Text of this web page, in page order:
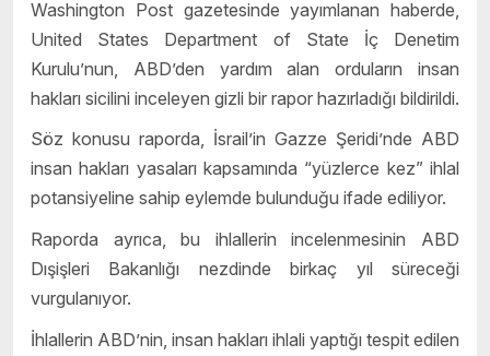
Washington Post gazetesinde yayımlanan haberde,
United States Department of State İç Denetim
Kurulu’nun, ABD’den yardım alan orduların insan
hakları sicilini inceleyen gizli bir rapor hazırladığı bildirildi.
Söz konusu raporda, İsrail’in Gazze Şeridi’nde ABD
insan hakları yasaları kapsamında “yüzlerce kez” ihlal
potansiyeline sahip eylemde bulunduğu ifade ediliyor.
Raporda ayrıca, bu ihlallerin incelenmesinin ABD
Dışişleri Bakanlığı nezdinde birkaç yıl süreceği
vurgulanıyor.
İhlallerin ABD’nin, insan hakları ihlali yaptığı tespit edilen